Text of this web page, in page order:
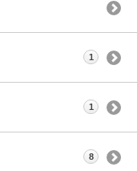
1
1
8